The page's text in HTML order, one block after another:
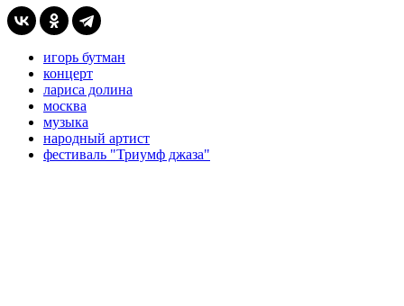
игорь бутман
концерт
лариса долина
москва
музыка
народный артист
фестиваль "Триумф джаза"